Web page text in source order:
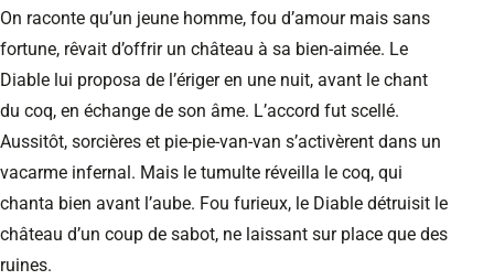
On raconte qu’un jeune homme, fou d’amour mais sans
fortune, rêvait d’offrir un château à sa bien-aimée. Le
Diable lui proposa de l’ériger en une nuit, avant le chant
du coq, en échange de son âme. L’accord fut scellé.
Aussitôt, sorcières et pie-pie-van-van s’activèrent dans un
vacarme infernal. Mais le tumulte réveilla le coq, qui
chanta bien avant l’aube. Fou furieux, le Diable détruisit le
château d’un coup de sabot, ne laissant sur place que des
ruines.